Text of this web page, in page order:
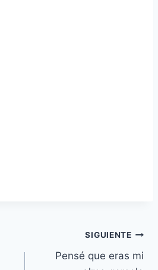
SIGUIENTE
Pensé que eras mi